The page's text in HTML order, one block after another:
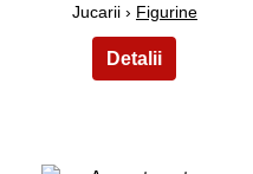
Jucarii › Figurine